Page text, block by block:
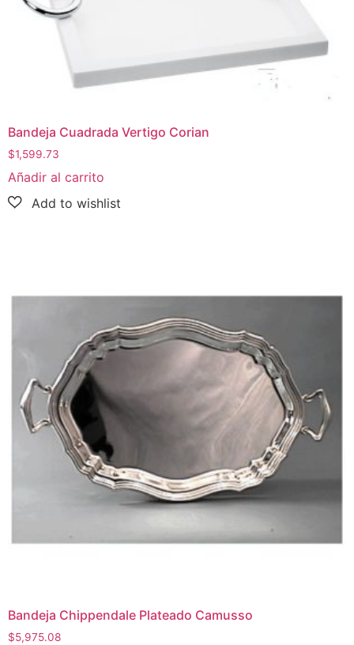
Bandeja Cuadrada Vertigo Corian
$1,599.73
Añadir al carrito
Bandeja Chippendale Plateado Camusso
$5,975.08